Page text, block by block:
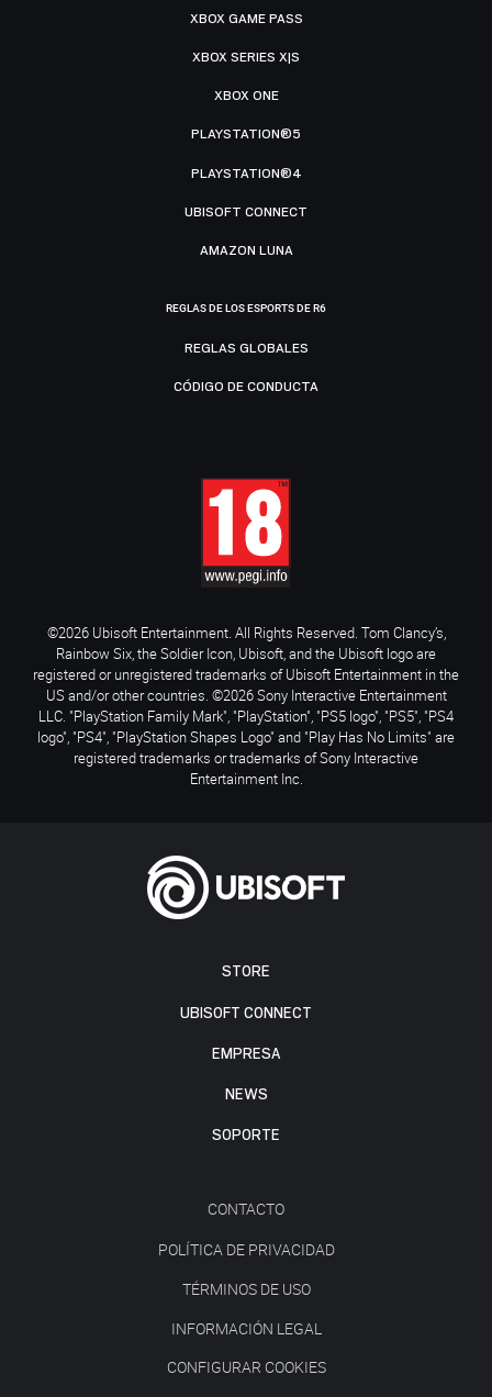
STORE
UBISOFT CONNECT
EMPRESA
NEWS
SOPORTE
CONTACTO
POLÍTICA DE PRIVACIDAD
TÉRMINOS DE USO
INFORMACIÓN LEGAL
CONFIGURAR COOKIES
XBOX GAME PASS
XBOX SERIES X|S
XBOX ONE
PLAYSTATION®5
PLAYSTATION®4
UBISOFT CONNECT
AMAZON LUNA
REGLAS DE LOS ESPORTS DE R6
REGLAS GLOBALES
CÓDIGO DE CONDUCTA
©2026 Ubisoft Entertainment. All Rights Reserved. Tom Clancy’s,
Rainbow Six, the Soldier Icon, Ubisoft, and the Ubisoft logo are
registered or unregistered trademarks of Ubisoft Entertainment in the
US and/or other countries. ©2026 Sony Interactive Entertainment
LLC. "PlayStation Family Mark", "PlayStation", "PS5 logo", "PS5", "PS4
logo", "PS4", "PlayStation Shapes Logo" and "Play Has No Limits" are
registered trademarks or trademarks of Sony Interactive
Entertainment Inc.